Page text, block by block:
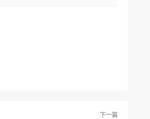
下一篇